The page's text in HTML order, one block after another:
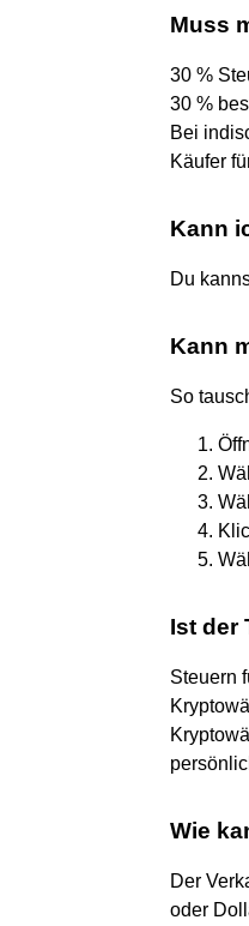
Muss
30 %
30 %
Bei
Käufer
Kann
Du
Kann
So
Ist der
Steuern
Wie
Der
oder